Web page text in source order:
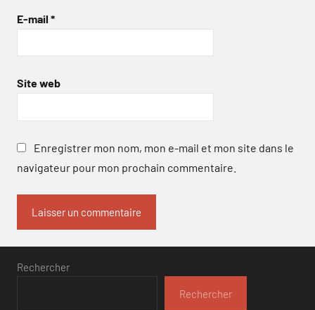
E-mail *
Site web
Enregistrer mon nom, mon e-mail et mon site dans le
navigateur pour mon prochain commentaire.
Rechercher
Rechercher